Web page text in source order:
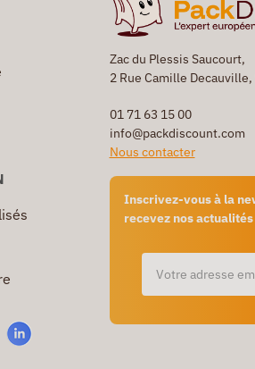
Zac du Plessis Saucourt,
2 Rue Camille
01 71 63 15 00
info@packdiscount.com
Nous contacter
Inscrivez-vous à la
recevez nos actualités